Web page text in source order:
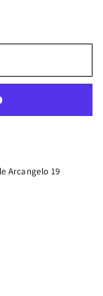
Arcangelo 19